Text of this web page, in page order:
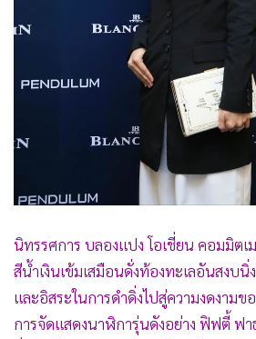
นิทรรศการ บลองแปง โอเชี่ยน คอมมิต
สีน้ำเงินเข้มเสมือนดั่งท้องทะเลอันสงบ
และอิสระในการดำดิ่งไปสู่ความงดงามข
การจัดแสดงนาฬิการุ่นดังอย่าง ฟิฟตี้ ฟ